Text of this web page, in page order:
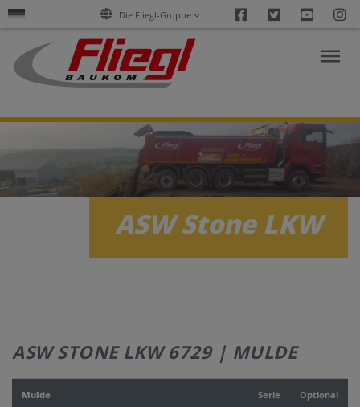
Die Fliegl-Gruppe Facebook
Twitter
FORSCHUNG
UNTERNEHMEN
KONTAKT
ASW Stone LKW
ASW STONE LKW 6729 | MULDE
Mulde Serie Optional